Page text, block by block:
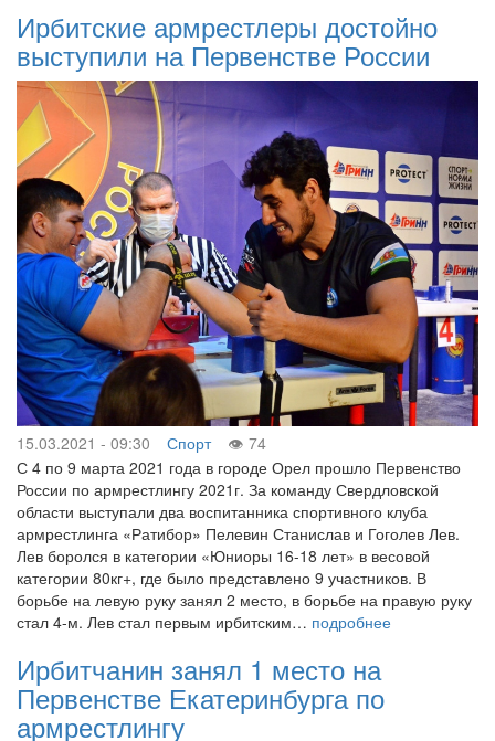
Ирбитские армрестлеры достойно
выступили на Первенстве России
15.03.2021 - 09:30 Спорт
74
С 4 по 9 марта 2021 года в городе Орел прошло Первенство
России по армрестлингу 2021г. За команду Свердловской
области выступали два воспитанника спортивного клуба
армрестлинга «Ратибор» Пелевин Станислав и Гоголев Лев.
Лев боролся в категории «Юниоры 16-18 лет» в весовой
категории 80кг+, где было представлено 9 участников. В
борьбе на левую руку занял 2 место, в борьбе на правую руку
стал 4-м. Лев стал первым ирбитским… подробнее
Ирбитчанин занял 1 место на
Первенстве Екатеринбурга по
армрестлингу